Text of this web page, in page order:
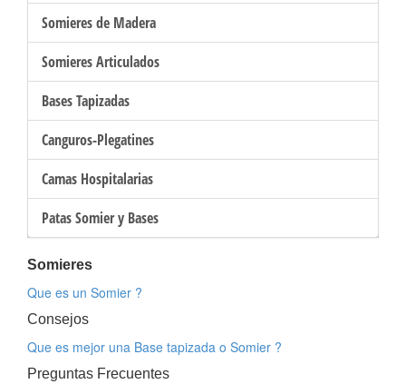
Somieres de Madera
Somieres Articulados
Bases Tapizadas
Canguros-Plegatines
Camas Hospitalarias
Patas Somier y Bases
Somieres
Que es un Somier ?
Consejos
Que es mejor una Base tapizada o Somier ?
Preguntas Frecuentes